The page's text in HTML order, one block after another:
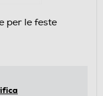
per le feste